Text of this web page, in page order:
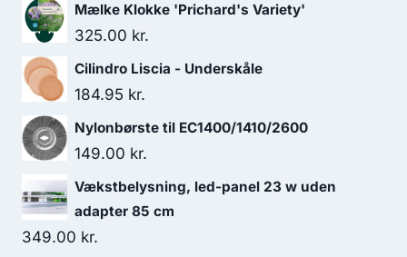
Mælke Klokke 'Prichard's Variety'
325.00 kr.
Cilindro Liscia - Underskåle
184.95 kr.
Nylonbørste til EC1400/1410/2600
149.00 kr.
Vækstbelysning, led-panel 23 w uden
adapter 85 cm
349.00 kr.